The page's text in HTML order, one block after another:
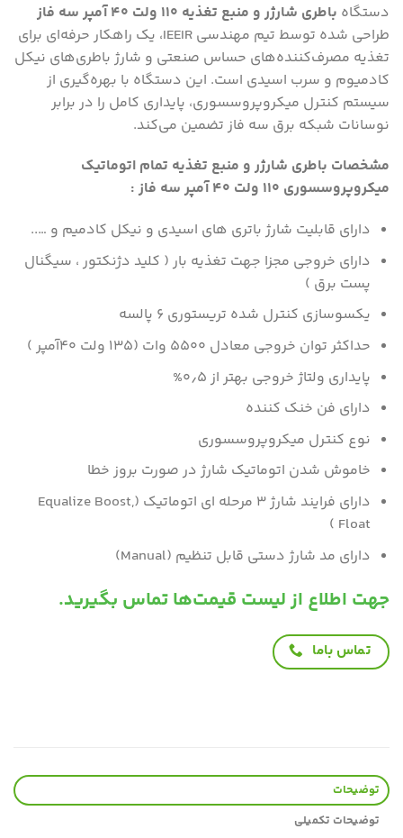
دستگاه باطری شارژر و منبع تغذیه ۱۱۰ ولت 40 آمپر سه فاز
طراحی شده توسط تیم مهندسی IEEIR، یک راهکار حرفه‌ای برای
تغذیه مصرف‌کننده‌های حساس صنعتی و شارژ باطری‌های نیکل
کادمیوم و سرب اسیدی است. این دستگاه با بهره‌گیری از
سیستم کنترل میکروپروسسوری، پایداری کامل را در برابر
نوسانات شبکه برق سه فاز تضمین می‌کند.
مشخصات باطری شارژر و منبع تغذیه تمام اتوماتیک
میکروپروسسوری 110 ولت 40 آمپر سه فاز :
دارای قابلیت شارژ باتری های اسیدی و نیکل کادمیم و …..
دارای خروجی مجزا جهت تغذیه بار ( کلید دژنکتور ، سیگنال
پست برق )
یکسوسازی کنترل شده تریستوری 6 پالسه
حداکثر توان خروجی معادل 5500 وات (135 ولت 40آمپر )
پایداری ولتاژ خروجی بهتر از ۰٫۵%
دارای فن خنک کننده
نوع کنترل میکروپروسسوری
خاموش شدن اتوماتیک شارژ در صورت بروز خطا
دارای فرایند شارژ ۳ مرحله ای اتوماتیک (Equalize Boost,
Float )
دارای مد شارژ دستی قابل تنظیم (Manual)
جهت اطلاع از لیست قیمت‌ها تماس بگیرید.
تماس باما
توضیحات
توضیحات تکمیلی